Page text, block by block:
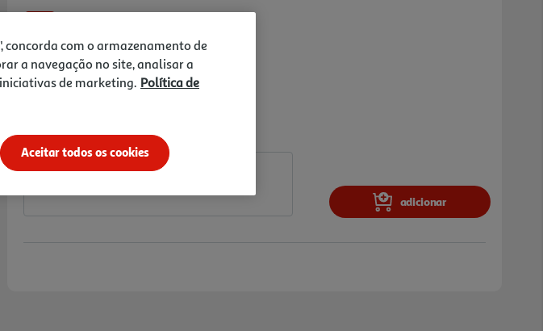
Price reduced from
22,99 €to
12,99 €
Notas de preparação
adicionar
concorda com o armazenamento de
a navegação no site, analisar a
de marketing. Política de
Aceitar todos os cookies